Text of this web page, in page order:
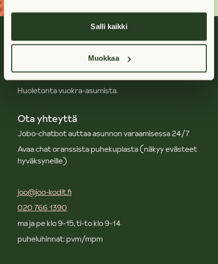
Salli kaikki
Muokkaa
Huoletonta vuokra-asumista.
Ota yhteyttä
Jobo-chatbot auttaa asunnon varaamisessa 24/7
Avaa chat oranssista puhekuplasta (näkyy evästeet
hyväksyneille)
joo@joo-kodit.fi
020 766 1390
ma ja pe klo 9-15, ti-to klo 9-14
puheluhinnat: pvm/mpm